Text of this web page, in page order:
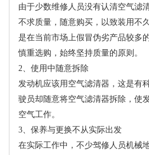
由于少数维修人员没有认清空气滤
不求质量，随意购买，以致装用不
是在当前市场上假冒伪劣产品较多
慎重选购，始终坚持质量的原则。
2、使用中随意拆除
发动机应该用空气滤清器，这是有
驶员却随意将空气滤清器拆除，使
空气工作。
3、保养与更换不从实际出发
在实际工作中，不少驾修人员机械